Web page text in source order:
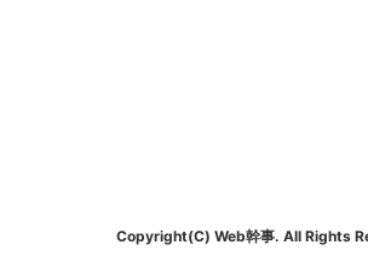
Copyright(C) Web幹事. All Rights